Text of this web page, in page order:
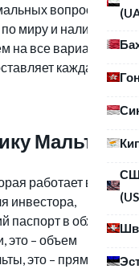
вопросов по
миру и наличия
на все варианты и
каждая
Мальты
работает всегда
инвестора,
паспорт в обход
это – объем
это – прямые